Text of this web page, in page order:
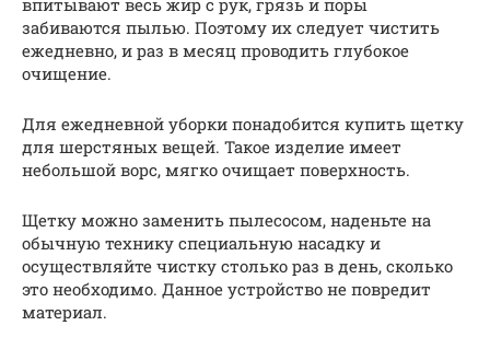
забиваются пылью. Поэтому их следует чистить
ежедневно, и раз в месяц проводить глубокое
очищение.
Для ежедневной уборки понадобится купить щетку
для шерстяных вещей. Такое изделие имеет
небольшой ворс, мягко очищает поверхность.
Щетку можно заменить пылесосом, наденьте на
обычную технику специальную насадку и
осуществляйте чистку столько раз в день, сколько
это необходимо. Данное устройство не повредит
материал.